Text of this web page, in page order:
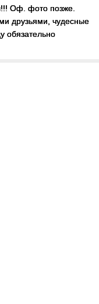
Оф. фото позже.
друзьями, чудесные
обязательно